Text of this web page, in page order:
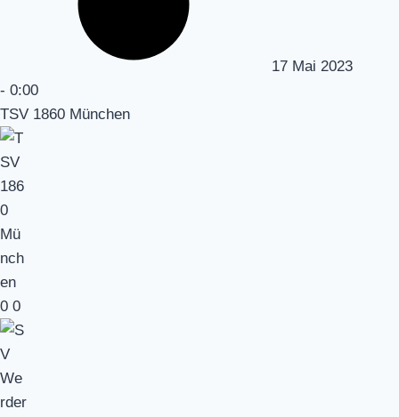
17 Mai 2023
- 0:00
TSV 1860 München
0 0